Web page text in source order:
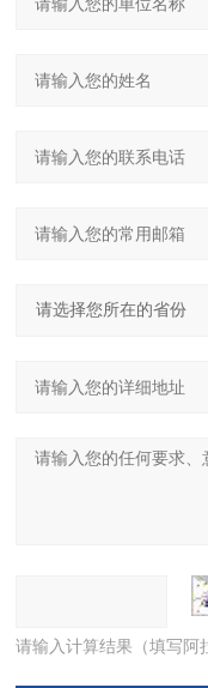
请输入计算结果（填写阿